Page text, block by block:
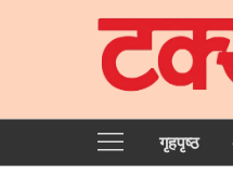
गृहपृष्‍ठ